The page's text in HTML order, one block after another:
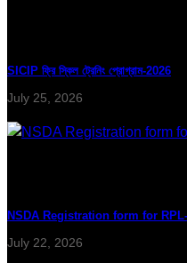
SICIP ফ্রি স্কিল ট্রেনিং প্রোগ্রাম-2026
July 25, 2026
NSDA Registration form for
July 22, 2026